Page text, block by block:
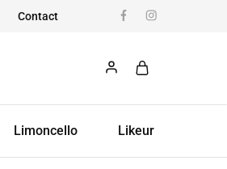
Contact
Limoncello Likeur